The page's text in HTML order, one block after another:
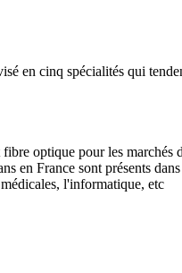
en cinq spécialités qui
optique pour les marchés
en France sont présents
l'informatique, etc